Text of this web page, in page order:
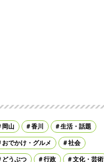
岡山 香川 生活・話題
おでかけ・グルメ 社会
どうぶつ 行政 文化・芸術